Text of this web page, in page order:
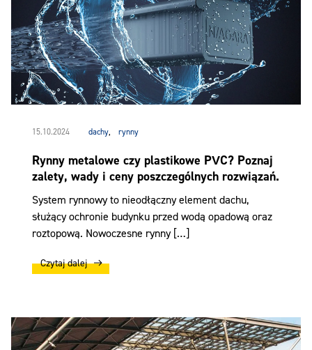
15.10.2024 dachy, rynny
Rynny metalowe czy plastikowe PVC? Poznaj
zalety, wady i ceny poszczególnych rozwiązań.
System rynnowy to nieodłączny element dachu,
służący ochronie budynku przed wodą opadową oraz
roztopową. Nowoczesne rynny […]
Czytaj dalej